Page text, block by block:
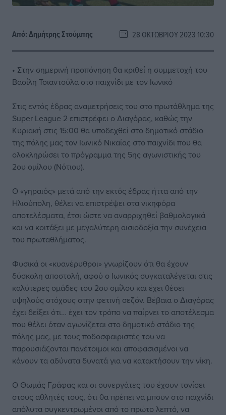
Από:Δημήτρης Στούμπης 28 ΟΚΤΩΒΡΊΟΥ 2023 10:30
• Στην σημερινή προπόνηση θα κριθεί η συμμετοχή του
Βασίλη Τσιαντούλα στο παιχνίδι με τον Ιωνικό
Στις εντός έδρας αναμετρήσεις του στο πρωτάθλημα της
Super League 2 επιστρέφει ο Διαγόρας, καθώς την
Κυριακή στις 15:00 θα υποδεχθεί στο δημοτικό στάδιο
της πόλης μας τον Ιωνικό Νικαίας στο παιχνίδι που θα
ολοκληρώσει το πρόγραμμα της 5ης αγωνιστικής του
2ου ομίλου (Νότιου).
Ο «γηραιός» μετά από την εκτός έδρας ήττα από την
Ηλιούπολη, θέλει να επιστρέψει στα νικηφόρα
αποτελέσματα, έτσι ώστε να αναρριχηθεί βαθμολογικά
και να κοιτάξει με μεγαλύτερη αισιοδοξία την συνέχεια
του πρωταθλήματος.
Φυσικά οι «κυανέρυθροι» γνωρίζουν ότι θα έχουν
δύσκολη αποστολή, αφού ο Ιωνικός συγκαταλέγεται στις
καλύτερες ομάδες του 2ου ομίλου και έχει θέσει
υψηλούς στόχους στην φετινή σεζόν. Βέβαια ο Διαγόρας
έχει δείξει ότι… έχει τον τρόπο να παίρνει το αποτέλεσμα
που θέλει όταν αγωνίζεται στο δημοτικό στάδιο της
πόλης μας, με τους ποδοσφαιριστές του να
παρουσιάζονται πανέτοιμοι και αποφασισμένοι να
κάνουν τα αδύνατα δυνατά για να κατακτήσουν την νίκη.
Ο Θωμάς Γράφας και οι συνεργάτες του έχουν τονίσει
στους αθλητές τους, ότι θα πρέπει να μπουν στο παιχνίδι
απόλυτα συγκεντρωμένοι από το πρώτο λεπτό, να